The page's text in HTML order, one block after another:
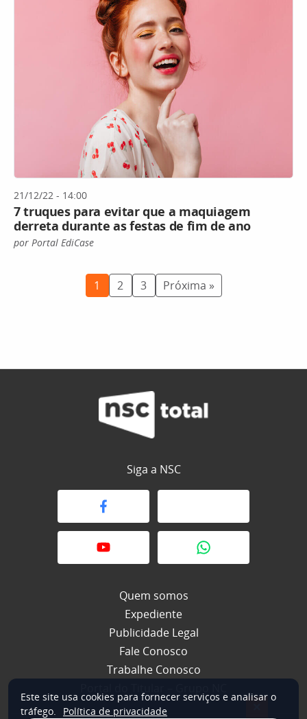
21/12/22 - 14:00
7 truques para evitar que a maquiagem
derreta durante as festas de fim de ano
por Portal EdiCase
1 2 3 Próxima »
Siga a NSC
Quem somos
Expediente
Publicidade Legal
Fale Conosco
Trabalhe Conosco
Este site usa cookies para fornecer serviços e analisar o
tráfego.
Política de privacidade